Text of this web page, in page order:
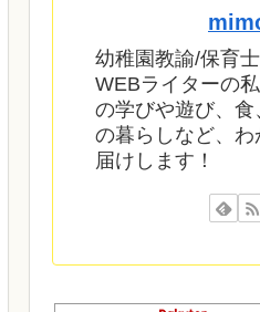
幼稚園教諭/保育
WEBライターの
の学びや遊び、
の暮らしなど、
届けします！